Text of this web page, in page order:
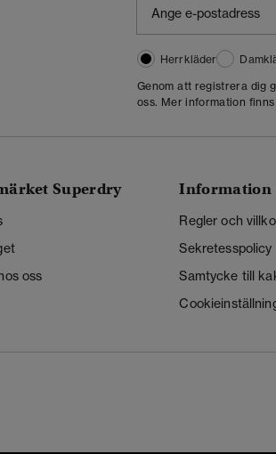
Herrkläder
Genom att registrera dig
oss. Mer information
Superdry
oss
Information
Regler och
Sekretesspolicy
Samtycke till